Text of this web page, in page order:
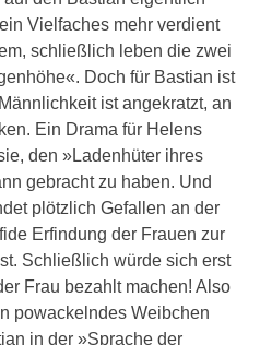
Vielfaches mehr verdient
schließlich leben die zwei
Doch für Bastian ist
ist angekratzt, an
Ein Drama für Helens
den »Ladenhüter ihres
gebracht zu haben. Und
plötzlich Gefallen an der
Erfindung der Frauen zur
Schließlich würde sich erst
Frau bezahlt machen! Also
powackelndes Weibchen
in der »Sprache der